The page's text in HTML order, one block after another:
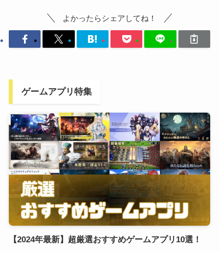
よかったらシェアしてね！
ゲームアプリ特集
【2024年最新】超厳選おすすめゲームアプリ10選！